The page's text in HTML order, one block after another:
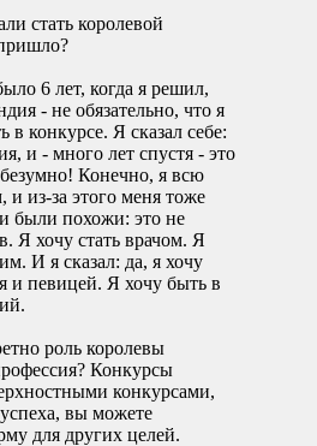
стать королевой
6 лет, когда я решил,
- не обязательно, что я
в конкурсе. Я сказал себе:
и - много лет спустя - это
Конечно, я всю
и из-за этого меня тоже
были похожи: это не
Я хочу стать врачом. Я
И я сказал: да, я хочу
и певицей. Я хочу быть в
роль королевы
Конкурсы
конкурсами,
вы можете
для других целей.